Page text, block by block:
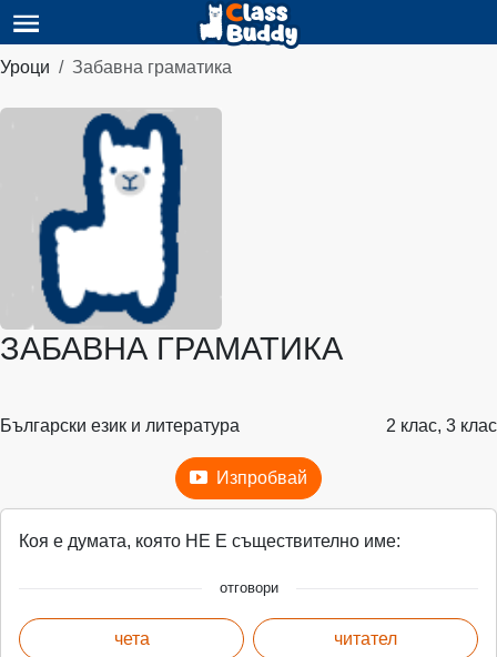
Уроци Забавна граматика
ЗАБАВНА ГРАМАТИКА
Български език и литература 2 клас, 3 клас
Изпробвай
Коя е думата, която НЕ Е съществително име:
отговори
чета читател